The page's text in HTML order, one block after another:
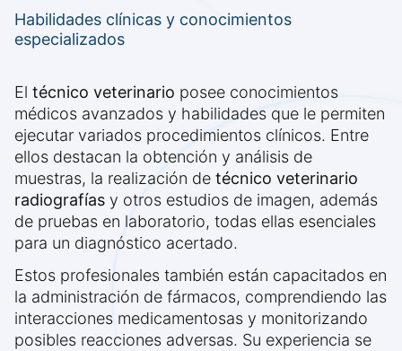
Habilidades clínicas y conocimientos
especializados
El técnico veterinario posee conocimientos
médicos avanzados y habilidades que le permiten
ejecutar variados procedimientos clínicos. Entre
ellos destacan la obtención y análisis de
muestras, la realización de técnico veterinario
radiografías y otros estudios de imagen, además
de pruebas en laboratorio, todas ellas esenciales
para un diagnóstico acertado.
Estos profesionales también están capacitados en
la administración de fármacos, comprendiendo las
interacciones medicamentosas y monitorizando
posibles reacciones adversas. Su experiencia se